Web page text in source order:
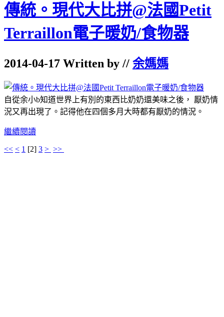
傳統。現代大比拼@法國Petit
Terraillon電子暖奶/食物器
2014-04-17 Written by // 余媽媽
自從余小b知道世界上有別的東西比奶奶還美味之後， 厭奶情
況又再出現了。記得他在四個多月大時都有厭奶的情況。
繼續閱讀
<< < 1 [2] 3 > >>